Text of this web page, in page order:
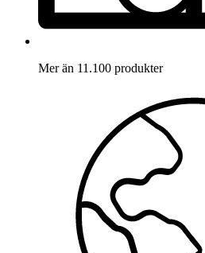
Mer än 11.100 produkter